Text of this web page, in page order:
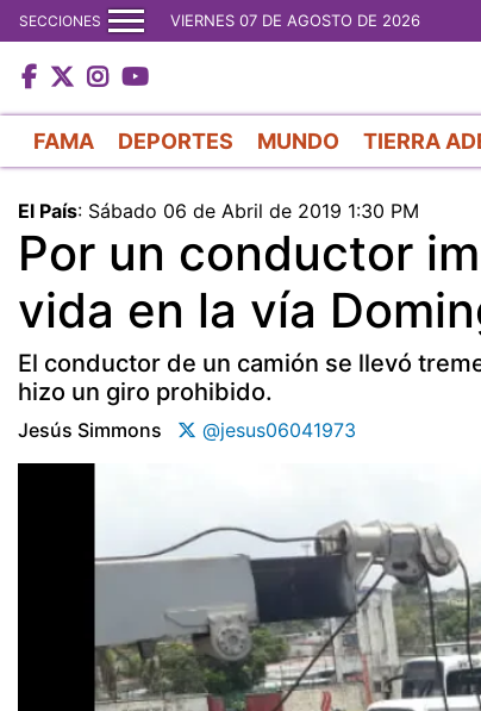
SECCIONES VIERNES 07 DE AGOSTO DE 2026
FAMA DEPORTES MUNDO TIERRA
El País: Sábado 06 de Abril de 2019 1:30 PM
Por un conductor
vida en la vía
El conductor de un camión se llevó
hizo un giro prohibido.
Jesús Simmons @jesus06041973